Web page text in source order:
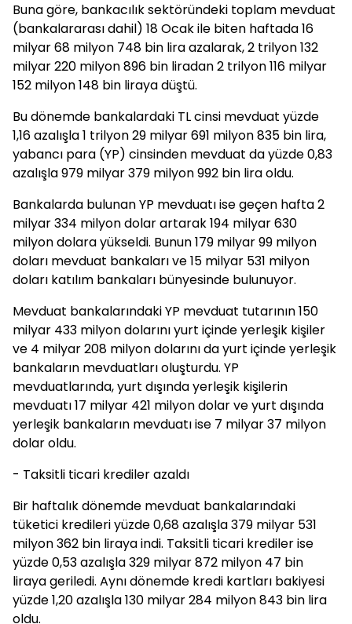
Buna göre, bankacılık sektöründeki toplam mevduat
(bankalararası dahil) 18 Ocak ile biten haftada 16
milyar 68 milyon 748 bin lira azalarak, 2 trilyon 132
milyar 220 milyon 896 bin liradan 2 trilyon 116 milyar
152 milyon 148 bin liraya düştü.
Bu dönemde bankalardaki TL cinsi mevduat yüzde
1,16 azalışla 1 trilyon 29 milyar 691 milyon 835 bin lira,
yabancı para (YP) cinsinden mevduat da yüzde 0,83
azalışla 979 milyar 379 milyon 992 bin lira oldu.
Bankalarda bulunan YP mevduatı ise geçen hafta 2
milyar 334 milyon dolar artarak 194 milyar 630
milyon dolara yükseldi. Bunun 179 milyar 99 milyon
doları mevduat bankaları ve 15 milyar 531 milyon
doları katılım bankaları bünyesinde bulunuyor.
Mevduat bankalarındaki YP mevduat tutarının 150
milyar 433 milyon dolarını yurt içinde yerleşik kişiler
ve 4 milyar 208 milyon dolarını da yurt içinde yerleşik
bankaların mevduatları oluşturdu. YP
mevduatlarında, yurt dışında yerleşik kişilerin
mevduatı 17 milyar 421 milyon dolar ve yurt dışında
yerleşik bankaların mevduatı ise 7 milyar 37 milyon
dolar oldu.
- Taksitli ticari krediler azaldı
Bir haftalık dönemde mevduat bankalarındaki
tüketici kredileri yüzde 0,68 azalışla 379 milyar 531
milyon 362 bin liraya indi. Taksitli ticari krediler ise
yüzde 0,53 azalışla 329 milyar 872 milyon 47 bin
liraya geriledi. Aynı dönemde kredi kartları bakiyesi
yüzde 1,20 azalışla 130 milyar 284 milyon 843 bin lira
oldu.